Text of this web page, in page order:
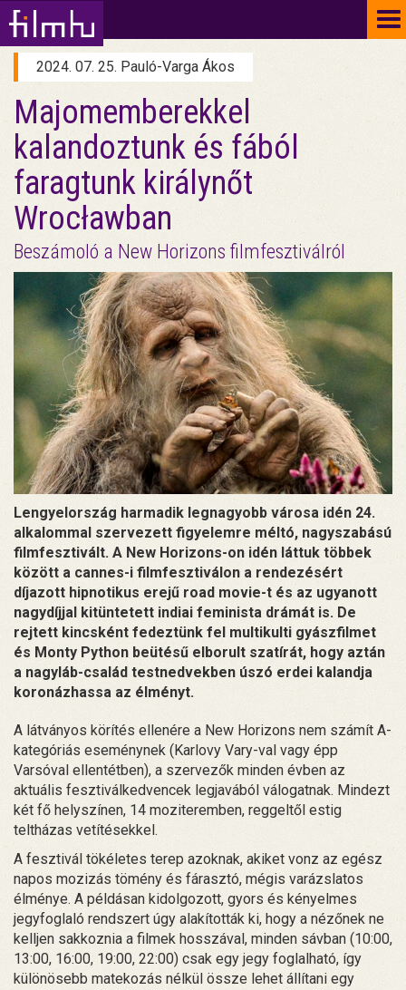
2024. 07. 25. Pauló-Varga Ákos
Majomemberekkel
kalandoztunk és fából
faragtunk királynőt
Wrocławban
Beszámoló a New Horizons filmfesztiválról
Lengyelország harmadik legnagyobb városa idén 24.
alkalommal szervezett figyelemre méltó, nagyszabású
filmfesztivált. A New Horizons-on idén láttuk többek
között a cannes-i filmfesztiválon a rendezésért
díjazott hipnotikus erejű road movie-t és az ugyanott
nagydíjjal kitüntetett indiai feminista drámát is. De
rejtett kincsként fedeztünk fel multikulti gyászfilmet
és Monty Python beütésű elborult szatírát, hogy aztán
a nagyláb-család testnedvekben úszó erdei kalandja
koronázhassa az élményt.
A látványos körítés ellenére a New Horizons nem számít A-
kategóriás eseménynek (Karlovy Vary-val vagy épp
Varsóval ellentétben), a szervezők minden évben az
aktuális fesztiválkedvencek legjavából válogatnak. Mindezt
két fő helyszínen, 14 moziteremben, reggeltől estig
teltházas vetítésekkel.
A fesztivál tökéletes terep azoknak, akiket vonz az egész
napos mozizás tömény és fárasztó, mégis varázslatos
élménye. A példásan kidolgozott, gyors és kényelmes
jegyfoglaló rendszert úgy alakították ki, hogy a nézőnek ne
kelljen sakkoznia a filmek hosszával, minden sávban (10:00,
13:00, 16:00, 19:00, 22:00) csak egy jegy foglalható, így
különösebb matekozás nélkül össze lehet állítani egy